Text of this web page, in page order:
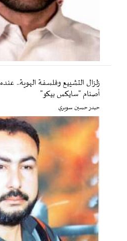
زلزال التشييع وفلسفة الهوية..
أصنام "سايكس بيكو"
حيدر حسين سويري